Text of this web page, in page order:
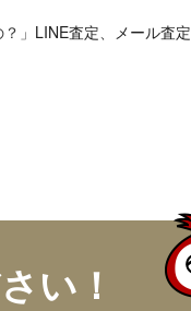
」 LINE査定 メール査定
い！